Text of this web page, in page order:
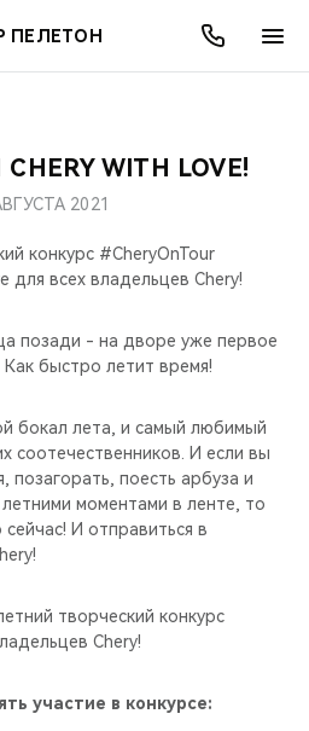
ПЕЛЕТОН
CHERY
АКЦИИ
СЕРВИСЫWITH LOVE!
2021
конкурс #CheryOnTour
для всех владельцев Chery!
позади - на дворе уже первое
Как быстро летит время!
бокал лета, и самый любимый
соотечественников. И если вы
позагорать, поесть арбуза и
моментами в ленте, то
И отправиться в
творческий конкурс
Chery!
участие в конкурсе: